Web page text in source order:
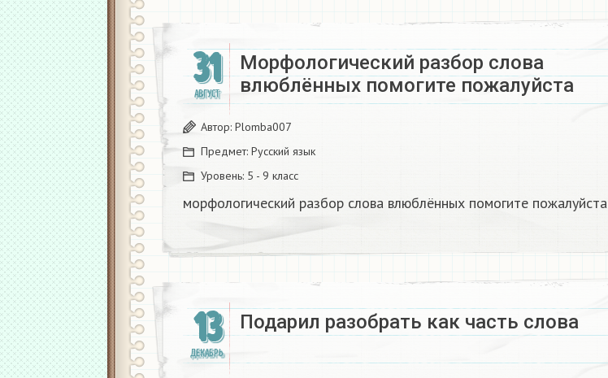
31
АВГУСТ
Морфологический разбор слова
влюблённых помогите пожалуйста ​
Автор: Plomba007
Предмет: Русский язык
Уровень: 5 - 9 класс
морфологический разбор слова влюблённых помогите пожалуйста ​
13
ДЕКАБРЬ
Подарил разобрать как часть слова​